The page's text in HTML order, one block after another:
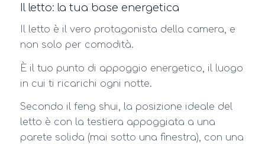
Il letto: la tua base energetica
Il letto è il vero protagonista della camera, e
non solo per comodità.
È il tuo punto di appoggio energetico, il luogo
in cui ti ricarichi ogni notte.
Secondo il feng shui, la posizione ideale del
letto è con la testiera appoggiata a una
parete solida (mai sotto una finestra), con una